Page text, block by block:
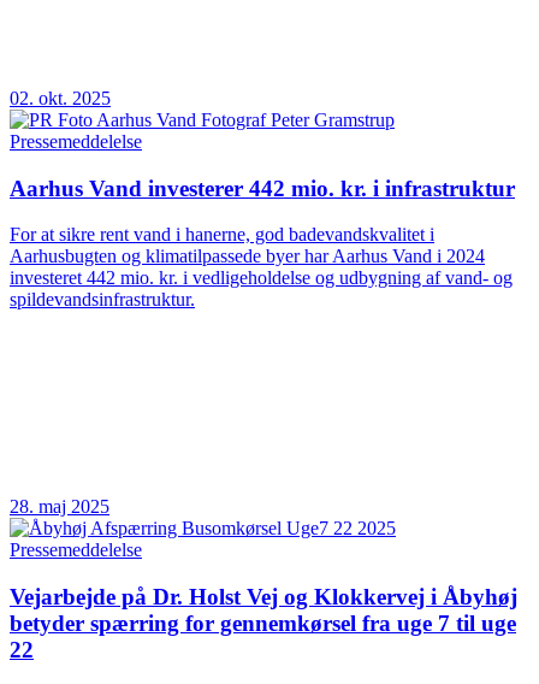
02. okt. 2025
Pressemeddelelse
Aarhus Vand investerer 442 mio. kr. i infrastruktur
For at sikre rent vand i hanerne, god badevandskvalitet i
Aarhusbugten og klimatilpassede byer har Aarhus Vand i 2024
investeret 442 mio. kr. i vedligeholdelse og udbygning af vand- og
spildevandsinfrastruktur.
28. maj 2025
Pressemeddelelse
Vejarbejde på Dr. Holst Vej og Klokkervej i Åbyhøj
betyder spærring for gennemkørsel fra uge 7 til uge
22